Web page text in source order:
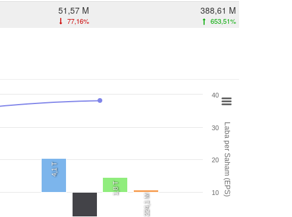
51,57 M
77,16%
388,61 M
653,51%
Laba per Saham (EPS)
4,1 T
1,8 T
224,1 M
10
20
30
40